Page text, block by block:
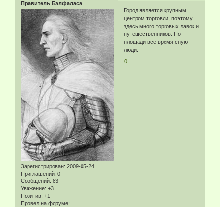
Правитель Бэлфаласа
Зарегистрирован: 2009-05-24
Приглашений: 0
Сообщений: 83
Уважение: +3
Позитив: +1
Провел на форуме:
Город является крупным
центром торговли, поэтому
здесь много торговых лавок и
путешественников. По
площади все время снуют
люди.
0